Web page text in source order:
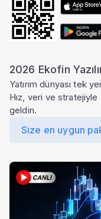
2026 Ekofin
Yatırım dünyası tek
Hız, veri ve stratejiyle
geldin.
Size en uygun